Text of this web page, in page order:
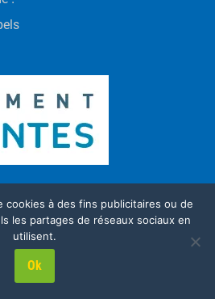
cookies à des fins publicitaires ou de
les partages de réseaux sociaux en
utilisent.
Ok